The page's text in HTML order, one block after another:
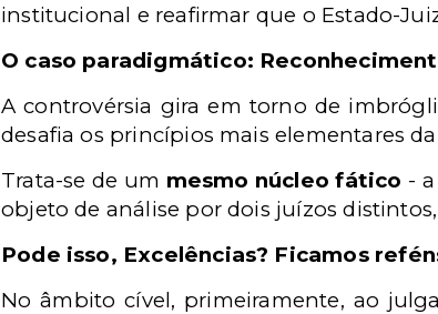
institucional e reafirmar que o Estado-
O caso paradigmático:
A controvérsia gira em torno de
desafia os princípios mais elementares
Trata-se de um mesmo núcleo fático -
objeto de análise por dois juízos
Pode isso, Excelências? Ficamos
No âmbito cível, primeiramente, ao